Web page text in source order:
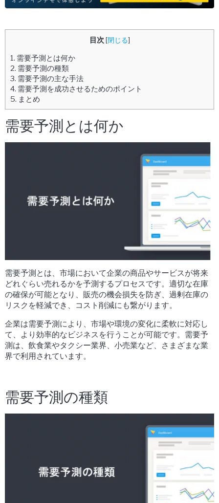
目次 [閉じる]
1. 需要予測とは何か
2. 需要予測の種類
3. 需要予測の主な手法
4. 需要予測を成功させるためのポイント
5. まとめ
需要予測とは何か
需要予測とは、市場において企業の商品やサービスが将来
どれぐらい売れるかを予測するプロセスです。適切な在庫
の確保が可能となり、販売の機会損失を防ぎ、過剰在庫の
リスクを軽減でき、コスト削減にも繋がります。
企業は需要予測により、市場や環境の変化に柔軟に対応し
て、より効率的なビジネスを行うことが可能です。需要予
測は、飲食業やタクシー業界、小売業など、さまざまな業
界で利用されています。
需要予測の種類